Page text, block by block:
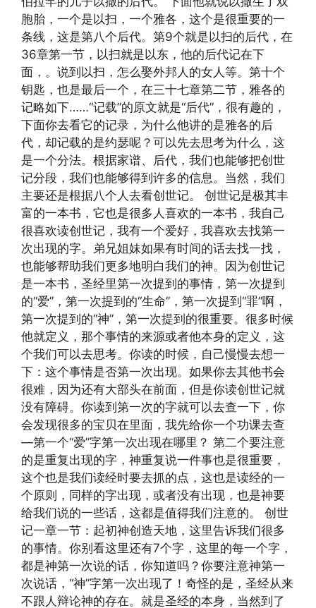
胞胎，一个是以扫，一个雅各，这个是很重要的一
条线，这是第八个后代。第9个就是以扫的后代，在
36章第一节，以扫就是以东，他的后代记在下
面，。说到以扫，怎么娶外邦人的女人等。第十个
钥匙，也是最后一个，在三十七章第二节，雅各的
记略如下……“记载”的原文就是“后代”，很有趣的，
下面你去看它的记录，为什么他讲的是雅各的后
代，却记载的是约瑟呢？可以先去思考为什么，这
是一个分法。根据家谱、后代，我们也能够把创世
记分段，我们也能够得到许多的信息。当然，我们
主要还是根据八个人去看创世记。 创世记是极其丰
富的一本书，它也是很多人喜欢的一本书，我自己
很喜欢读创世记，我有一个爱好，我喜欢去找第一
次出现的字。弟兄姐妹如果有时间的话去找一找，
也能够帮助我们更多地明白我们的神。因为创世记
是一本书，圣经里第一次提到的事情，第一次提到
的“爱”，第一次提到的“生命”，第一次提到“罪”啊，
第一次提到的“神”，第一次提到的很重要。很多时候
他就定义，那个事情的来源或者他本身的定义，这
个我们可以去思考。你读的时候，自己慢慢去想一
下：这个事情是否第一次出现。如果你去其他书会
很难，因为还有大部头在前面，但是你读创世记就
没有障碍。你读到第一次的字就可以去查一下，你
会发现很多的宝贝在里面，我先给你一个功课去查
—第一个“爱”字第一次出现在哪里？ 第二个要注意
的是重复出现的字，神重复说一件事也是很重要，
这个也是我们读经时要去抓的点，这也是读经的一
个原则，同样的字出现，或者没有出现，也是神要
给我们说的一些话，这都是值得我们注意的。 创世
记一章一节：起初神创造天地，这里告诉我们很多
的事情。你别看这里还有7个字，这里的每一个字，
都是神第一次说的话，你知道吗？你要注意神第一
次说话，“神”字第一次出现了！奇怪的是，圣经从来
不跟人辩论神的存在。就是圣经的本身，当然到了